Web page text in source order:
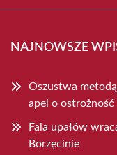
NAJNOWSZE
Oszustwa
apel o ostrożność
Fala upałów
Borzęcinie